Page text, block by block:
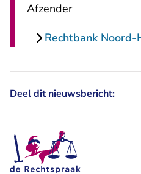
Afzender
Rechtbank
Deel dit nieuwsbericht: